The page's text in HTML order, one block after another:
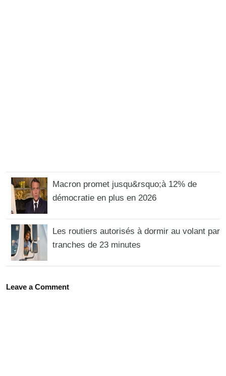
Macron promet jusqu&rsquo;à 12% de
démocratie en plus en 2026
Les routiers autorisés à dormir au volant par
tranches de 23 minutes
Leave a Comment